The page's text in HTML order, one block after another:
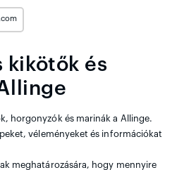
kikötők és
horgonyzók és marinák a Allinge.
véleményeket és információkat
meghatározására, hogy mennyire